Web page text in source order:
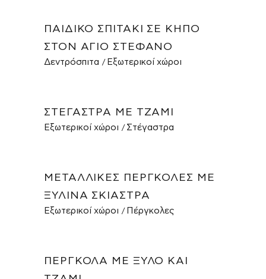
ΠΑΙΔΙΚΌ ΣΠΙΤΆΚΙ ΣΕ ΚΉΠΟ
ΣΤΟΝ ΆΓΙΟ ΣΤΈΦΑΝΟ
Δεντρόσπιτα Εξωτερικοί χώροι
ΣΤΈΓΑΣΤΡΑ ΜΕ ΤΖΆΜΙ
Εξωτερικοί χώροι Στέγαστρα
ΜΕΤΑΛΛΙΚΈΣ ΠΈΡΓΚΟΛΕΣ ΜΕ
ΞΎΛΙΝΑ ΣΚΊΑΣΤΡΑ
Εξωτερικοί χώροι Πέργκολες
ΠΈΡΓΚΟΛΑ ΜΕ ΞΎΛΟ ΚΑΙ